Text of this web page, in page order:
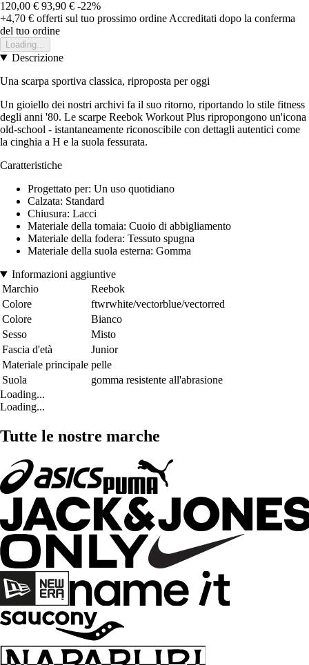
120,00 € 93,90 € -22%
+4,70 € offerti sul tuo prossimo ordine Accreditati dopo la conferma
del tuo ordine
Loading...
Descrizione
Una scarpa sportiva classica, riproposta per oggi
Un gioiello dei nostri archivi fa il suo ritorno, riportando lo stile fitness
degli anni '80. Le scarpe Reebok Workout Plus ripropongono un'icona
old-school - istantaneamente riconoscibile con dettagli autentici come
la cinghia a H e la suola fessurata.
Caratteristiche
Progettato per: Un uso quotidiano
Calzata: Standard
Chiusura: Lacci
Materiale della tomaia: Cuoio di abbigliamento
Materiale della fodera: Tessuto spugna
Materiale della suola esterna: Gomma
Informazioni aggiuntive
Marchio
Reebok
Colore
ftwrwhite/vectorblue/vectorred
Colore
Bianco
Sesso
Misto
Fascia d'età
Junior
Materiale principale pelle
Suola
gomma resistente all'abrasione
Loading...
Loading...
Tutte le nostre marche